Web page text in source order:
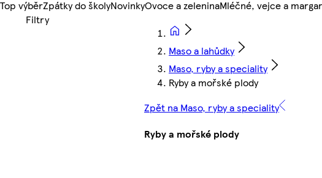
Top výběrZpátky do školyNovinkyOvoce a zeleninaMléčné, vejce a
Maso a lahůdky
Maso, ryby a speciality
Ryby a mořské plody
Zpět na Maso, ryby a speciality
Ryby a mořské plody